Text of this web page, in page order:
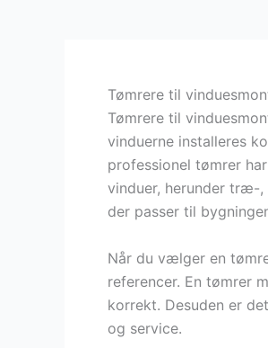
Tømrere til
Tømrere til
vinduerne installeres
professionel tømrer
vinduer, herunder træ-,
der passer til
Når du vælger en
referencer. En tømrer
korrekt. Desuden er
og service.